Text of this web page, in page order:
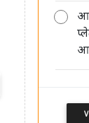
अपने